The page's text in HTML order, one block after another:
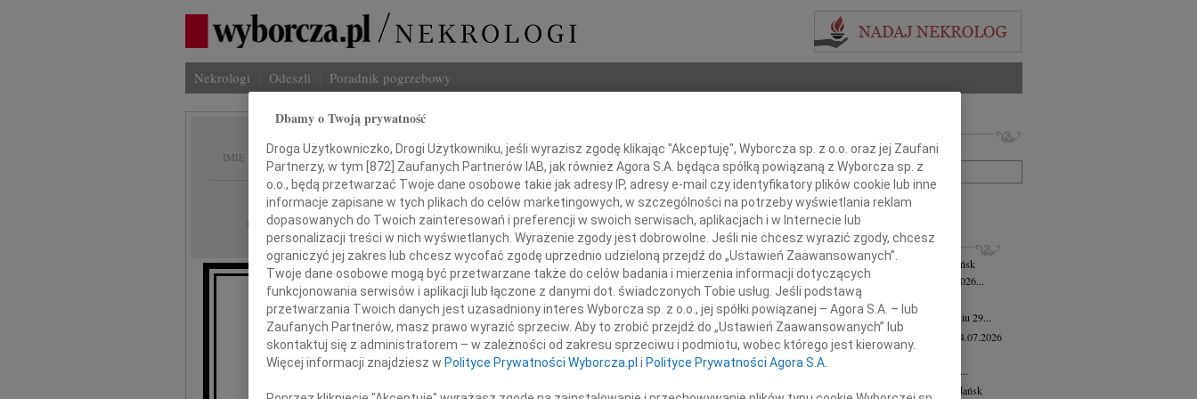
Nekrologi Odeszli Poradnik pogrzebowy
IMIĘ I NAZWISKO: Wiktor Hugon Adamkiewicz
REGION: Gdańsk
DATA EMISJI: 09.11.2011
Myśl słońce wbiega.
Co ją w życiu utrwali?
Napis-Omega.
Imię i nazwisko lub numer ogłoszenia:
+ szukanie zaawansowane
INNE NEKROLOGI
Lubomira Bożyk wiek: 102 04.08.2026
Gdańsk
Z żalem zawiadamiamy, że w dniu 25 lipca 2026...
Henryk Klocek 28.07.2026
Z wielkim smutkiem zawiadamiamy, że w dniu 29...
Jadwiga Semmerling-Owczarska
24.07.2026
Gdańsk
Z głębokim żalem zawiadamiamy, że dnia 20...
Andrzej Krupowicz wiek: 87 16.07.2026
Gdańsk
Dbamy o Twoją prywatność
Droga Użytkowniczko, Drogi Użytkowniku, jeśli wyrazisz zgodę klikając "Akceptuję", Wyborcza sp. z o.o. oraz jej Zaufani
Partnerzy, w tym [872] Zaufanych Partnerów IAB, jak również Agora S.A. będąca spółką powiązaną z Wyborcza sp. z
o.o., będą przetwarzać Twoje dane osobowe takie jak adresy IP, adresy e-mail czy identyfikatory plików cookie lub inne
informacje zapisane w tych plikach do celów marketingowych, w szczególności na potrzeby wyświetlania reklam
dopasowanych do Twoich zainteresowań i preferencji w swoich serwisach, aplikacjach i w Internecie lub
personalizacji treści w nich wyświetlanych. Wyrażenie zgody jest dobrowolne. Jeśli nie chcesz wyrazić zgody, chcesz
ograniczyć jej zakres lub chcesz wycofać zgodę uprzednio udzieloną przejdź do „Ustawień Zaawansowanych”.
Twoje dane osobowe mogą być przetwarzane także do celów badania i mierzenia informacji dotyczących
funkcjonowania serwisów i aplikacji lub łączone z danymi dot. świadczonych Tobie usług. Jeśli podstawą
przetwarzania Twoich danych jest uzasadniony interes Wyborcza sp. z o.o., jej spółki powiązanej – Agora S.A. – lub
Zaufanych Partnerów, masz prawo wyrazić sprzeciw. Aby to zrobić przejdź do „Ustawień Zaawansowanych” lub
skontaktuj się z administratorem – w zależności od zakresu sprzeciwu i podmiotu, wobec którego jest kierowany.
Więcej informacji znajdziesz w Polityce Prywatności Wyborcza.pl i Polityce Prywatności Agora S.A.